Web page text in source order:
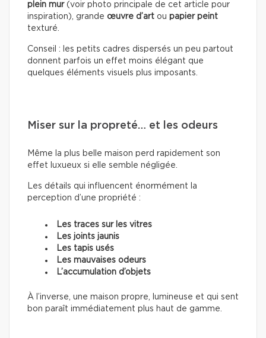
plein mur (voir photo principale de cet article pour
inspiration), grande œuvre d’art ou papier peint
texturé.
Conseil : les petits cadres dispersés un peu partout
donnent parfois un effet moins élégant que
quelques éléments visuels plus imposants.
Miser sur la propreté… et les odeurs
Même la plus belle maison perd rapidement son
effet luxueux si elle semble négligée.
Les détails qui influencent énormément la
perception d’une propriété :
Les traces sur les vitres
Les joints jaunis
Les tapis usés
Les mauvaises odeurs
L’accumulation d’objets
À l’inverse, une maison propre, lumineuse et qui sent
bon paraît immédiatement plus haut de gamme.